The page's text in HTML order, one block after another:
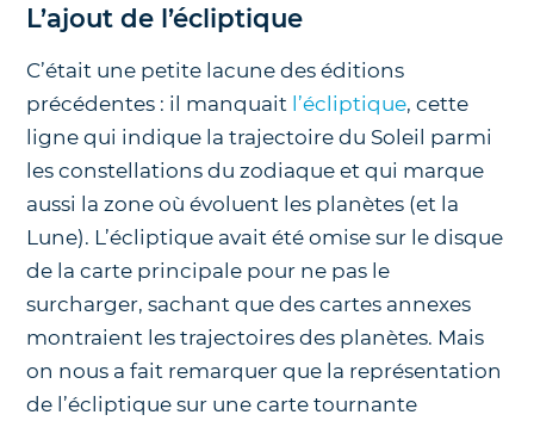
L’ajout de l’écliptique
C’était une petite lacune des éditions
précédentes : il manquait l’écliptique, cette
ligne qui indique la trajectoire du Soleil parmi
les constellations du zodiaque et qui marque
aussi la zone où évoluent les planètes (et la
Lune). L’écliptique avait été omise sur le disque
de la carte principale pour ne pas le
surcharger, sachant que des cartes annexes
montraient les trajectoires des planètes. Mais
on nous a fait remarquer que la représentation
de l’écliptique sur une carte tournante